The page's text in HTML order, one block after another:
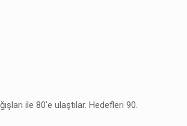
ile 80'e ulaştılar. Hedefleri 90.